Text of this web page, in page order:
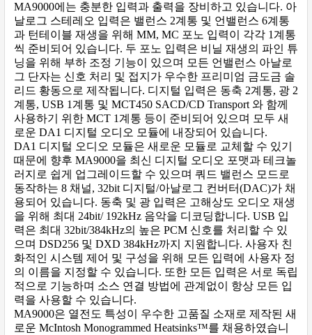
MA9000에는 충분한 입력과 출력을 장비하고 있습니다. 아
날로그 스테레오 입력은 밸런스 2계통 및 언밸런스 6계통
과 턴테이블 재생을 위해 MM, MC 포노 입력이 각각 1계통
씩 준비되어 있습니다. 두 포노 입력은 비닐 재생의 파인 튜
닝을 위해 부하 조정 기능이 있으며 모든 언밸런스 아날로
그 단자는 신호 처리 및 접지가 우수한 프리미엄 금도금 솔
리드 황동으로 제작됩니다. 디지털 입력은 동축 2계통, 광 2
계통, USB 1계통 및 MCT450 SACD/CD Transport 와 함께
사용하기 위한 MCT 1계통 등이 준비되어 있으며 모두 새
로운 DA1 디지털 오디오 모듈에 내장되어 있습니다.
DA1 디지털 오디오 모듈은 새로운 모듈로 교체할 수 있기
때문에 향후 MA9000을 최신 디지털 오디오 포맷과 테크놀
러지로 쉽게 업그레이드할 수 있으며 쿼드 밸런스 모드로
동작하는 8 채널, 32bit 디지털/아날로그 컨버터(DAC)가 채
용되어 있습니다. 동축 및 광 입력은 고해상도 오디오 재생
을 위해 최대 24bit/ 192kHz 음악을 디코딩합니다. USB 입
력은 최대 32bit/384kHz의 높은 PCM 신호를 처리할 수 있
으며 DSD256 및 DXD 384kHz까지 지원합니다. 사용자 친
화적인 시스템 제어 및 구성을 위해 모든 입력에 사용자 정
의 이름을 지정할 수 있습니다. 또한 모든 입력은 서로 독립
적으로 기능하며 소스 연결 방법에 관계없이 항상 모든 입
력을 사용할 수 있습니다.
MA9000은 열전도 특성이 우수한 고품질 소재로 제작된 새
로운 McIntosh Monogrammed Heatsinks™를 채용하였습니